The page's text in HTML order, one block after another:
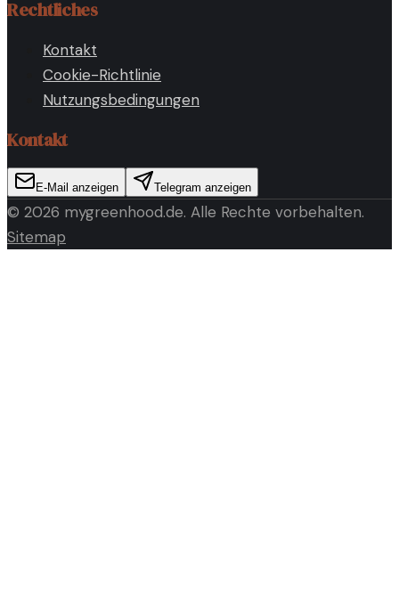
Rechtliches
Kontakt
Cookie-Richtlinie
Nutzungsbedingungen
Kontakt
E-Mail anzeigen Telegram anzeigen
© 2026 mygreenhood.de. Alle Rechte vorbehalten.
Sitemap